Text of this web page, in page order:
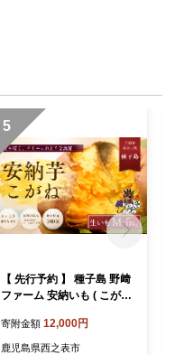
5
【 先行予約 】 種子島 野﨑
ファーム 安納いも ( こがね )
00pt】// 安納芋 本場 糖度 熟
成期間 G.I 保護制度 ブラン
寄附金額 12,000円
鹿児島県西之表市